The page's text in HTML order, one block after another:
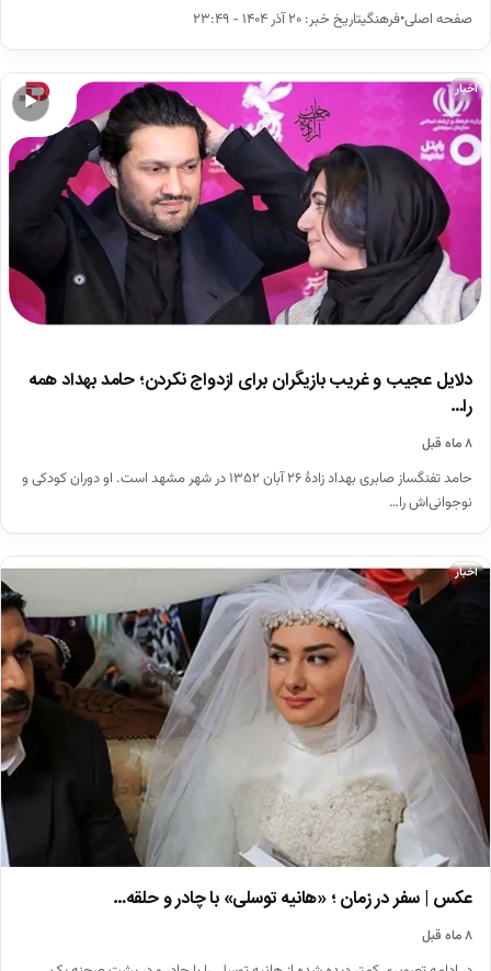
صفحه اصلی•فرهنگیتاریخ خبر: ۲۰ آذر ۱۴۰۴ - ۲۳:۴۹
▶
اخبار
دلایل عجیب و غریب بازیگران برای ازدواج نکردن؛ حامد بهداد همه
را…
۸ ماه قبل
حامد تفنگساز صابری بهداد زادهٔ ۲۶ آبان ۱۳۵۲ در شهر مشهد است. او دوران کودکی و
نوجوانی‌اش را…
اخبار
عکس | سفر در زمان ؛ «هانیه توسلی» با چادر و حلقه…
۸ ماه قبل